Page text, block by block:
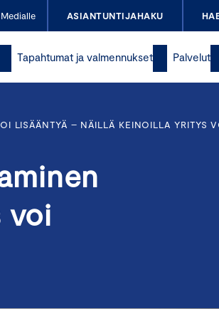
Medialle ASIANTUNTIJAHAKU
Tapahtumat ja valmennukset Palvelut
LISÄÄNTYÄ – NÄILLÄ KEINOILLA YRITYS
voi